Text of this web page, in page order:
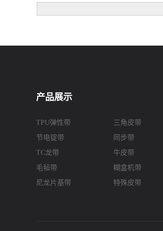
产品展示
TPU弹性带
节电锭带
TC龙带
毛毡带
尼龙片基带
三角皮带
同步带
牛皮带
糊盒机带
特殊皮带